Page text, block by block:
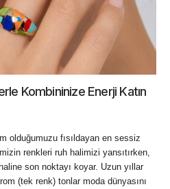
Kombininize Enerji Katın
olduğumuzu fısıldayan en sessiz
renkleri ruh halimizi yansıtırken,
son noktayı koyar. Uzun yıllar
(tek renk) tonlar moda dünyasını